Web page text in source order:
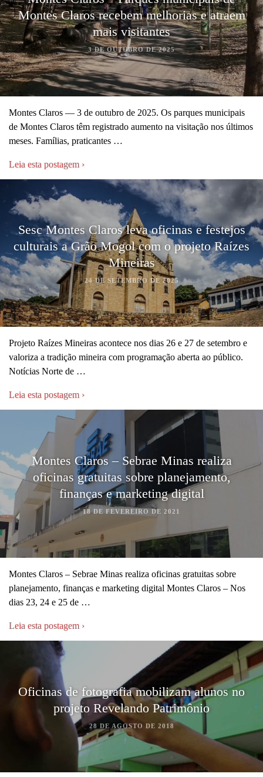
Montes Claros recebem melhorias e atraem
mais visitantes
3 DE OUTUBRO DE 2025
Montes Claros — 3 de outubro de 2025. Os parques municipais
de Montes Claros têm registrado aumento na visitação nos últimos
meses. Famílias, praticantes …
Leia esta postagem ›
Sesc Montes Claros leva oficinas e festejos
culturais a Grão Mogol com o projeto Raízes
Mineiras
24 DE SETEMBRO DE 2025
Projeto Raízes Mineiras acontece nos dias 26 e 27 de setembro e
valoriza a tradição mineira com programação aberta ao público.
Notícias Norte de …
Leia esta postagem ›
Montes Claros – Sebrae Minas realiza
oficinas gratuitas sobre planejamento,
finanças e marketing digital
18 DE FEVEREIRO DE 2021
Montes Claros – Sebrae Minas realiza oficinas gratuitas sobre
planejamento, finanças e marketing digital Montes Claros – Nos
dias 23, 24 e 25 de …
Leia esta postagem ›
Oficinas de fotografia mobilizam alunos no
projeto Revelando Patrimônio
28 DE AGOSTO DE 2018